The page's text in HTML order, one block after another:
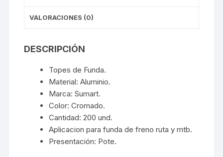
VALORACIONES (0)
DESCRIPCIÓN
Topes de Funda.
Material: Aluminio.
Marca: Sumart.
Color: Cromado.
Cantidad: 200 und.
Aplicacion para funda de freno ruta y mtb.
Presentación: Pote.